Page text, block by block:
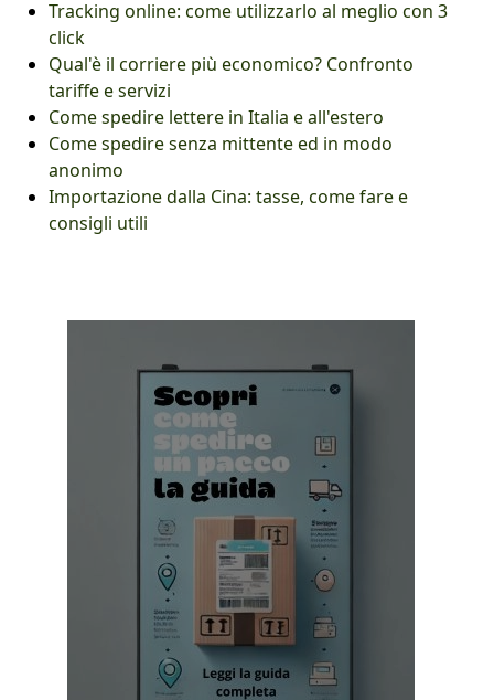
Tracking online: come utilizzarlo al meglio con 3
click
Qual'è il corriere più economico? Confronto
tariffe e servizi
Come spedire lettere in Italia e all'estero
Come spedire senza mittente ed in modo
anonimo
Importazione dalla Cina: tasse, come fare e
consigli utili